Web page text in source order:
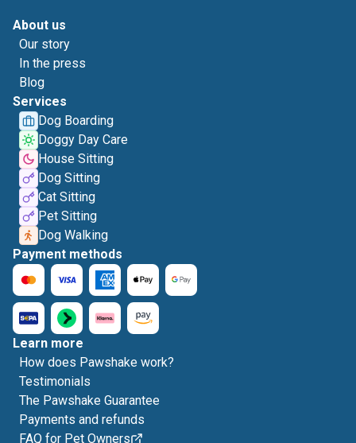
About us
Our story
In the press
Blog
Services
Dog Boarding
Doggy Day Care
House Sitting
Dog Sitting
Cat Sitting
Pet Sitting
Dog Walking
Payment methods
Learn more
How does Pawshake work?
Testimonials
The Pawshake Guarantee
Payments and refunds
FAQ for Pet Owners